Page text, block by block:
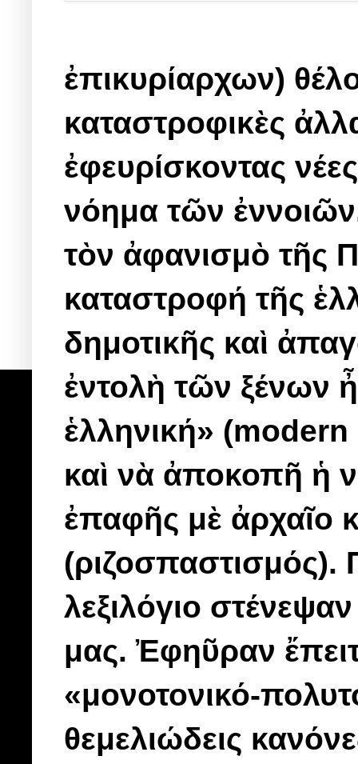
ἐπικυρίαρχων)
καταστροφικὲς
ἐφευρίσκοντας
νόημα τῶν
τὸν ἀφανισμὸ τῆς
καταστροφή τῆς
δημοτικῆς καὶ
ἐντολὴ τῶν ξένων
ἑλληνική»
καὶ νὰ ἀποκοπῆ ἡ
ἐπαφῆς μὲ ἀρχαῖο
(ριζοσπαστισμός).
λεξιλόγιο
μας. Ἐφηῦραν
«μονοτονικό-
θεμελιώδεις